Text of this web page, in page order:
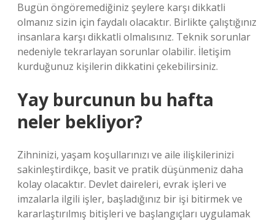
Bugün öngöremediğiniz şeylere karşı dikkatli
olmanız sizin için faydalı olacaktır. Birlikte çalıştığınız
insanlara karşı dikkatli olmalısınız. Teknik sorunlar
nedeniyle tekrarlayan sorunlar olabilir. İletişim
kurduğunuz kişilerin dikkatini çekebilirsiniz.
Yay burcunun bu hafta
neler bekliyor?
Zihninizi, yaşam koşullarınızı ve aile ilişkilerinizi
sakinleştirdikçe, basit ve pratik düşünmeniz daha
kolay olacaktır. Devlet daireleri, evrak işleri ve
imzalarla ilgili işler, başladığınız bir işi bitirmek ve
kararlaştırılmış bitişleri ve başlangıçları uygulamak